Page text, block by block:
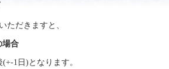
ただきますと、
場合
(+-1日)となります。